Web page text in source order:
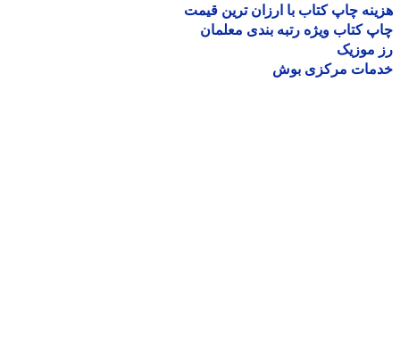
چاپ کتاب با ارزان ترین قیمت
کتاب ویژه رتبه بندی معلمان
موزیک
مرکزی بوش